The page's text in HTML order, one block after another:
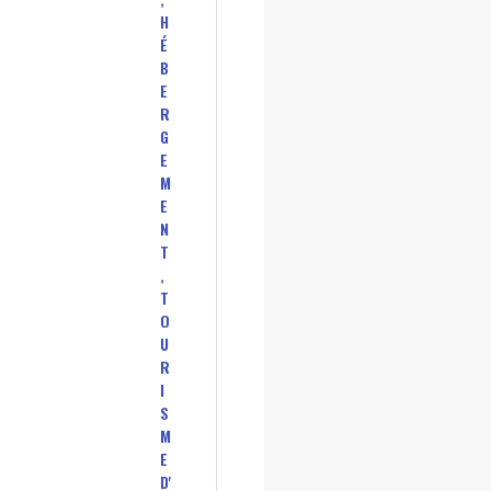
H
É
B
E
R
G
E
M
E
N
T
,
T
O
U
R
I
S
M
E
D'